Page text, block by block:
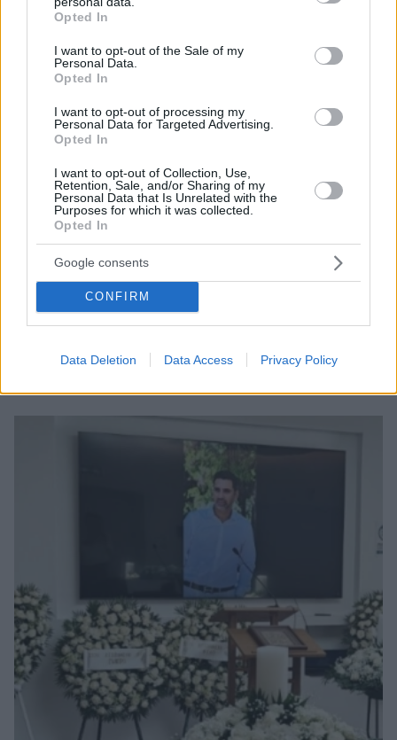
grant or deny consent to Google and its third-party tags to
use your data for below specified purposes in below Google
consent section.
Opted In
I want to opt-out of the Sale of my
Personal Data.
Opted In
I want to opt-out of processing my
Personal Data for Targeted Advertising.
Opted In
I want to opt-out of Collection, Use,
Retention, Sale, and/or Sharing of my
Personal Data that Is Unrelated with the
Purposes for which it was collected.
Opted In
Google consents
CONFIRM
Data Deletion Data Access Privacy Policy
Πώς έγινε η τραγωδία με την νεκρή μητέρα στα
Μάλια: Βούτηξε για να βοηθήσει τη φίλη της και
πνίγηκε, τα παιδιά φώναζαν για βοήθεια
06.08.2026, 21:23